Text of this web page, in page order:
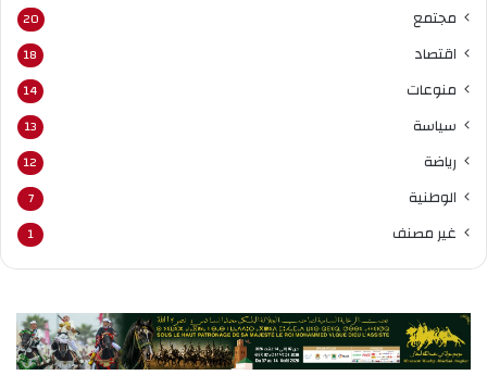
مجتمع 20
اقتصاد 18
منوعات 14
سياسة 13
رياضة 12
الوطنية 7
غير مصنف 1